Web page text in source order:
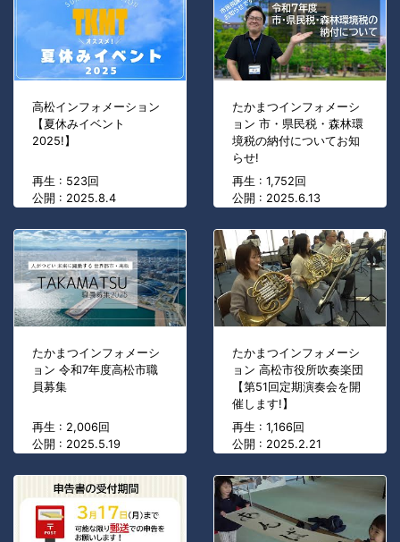
高松インフォメーション
【夏休みイベント
2025!】
再生 : 523回
公開 : 2025.8.4
たかまつインフォメーシ
ョン 市・県民税・森林環
境税の納付についてお知
らせ!
再生 : 1,752回
公開 : 2025.6.13
たかまつインフォメーシ
ョン 令和7年度高松市職
員募集
再生 : 2,006回
公開 : 2025.5.19
たかまつインフォメーシ
ョン 高松市役所吹奏楽団
【第51回定期演奏会を開
催します!】
再生 : 1,166回
公開 : 2025.2.21